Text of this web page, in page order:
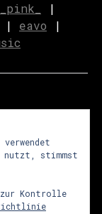
|
| eavo |
nutzt, stimmst
Kontrolle